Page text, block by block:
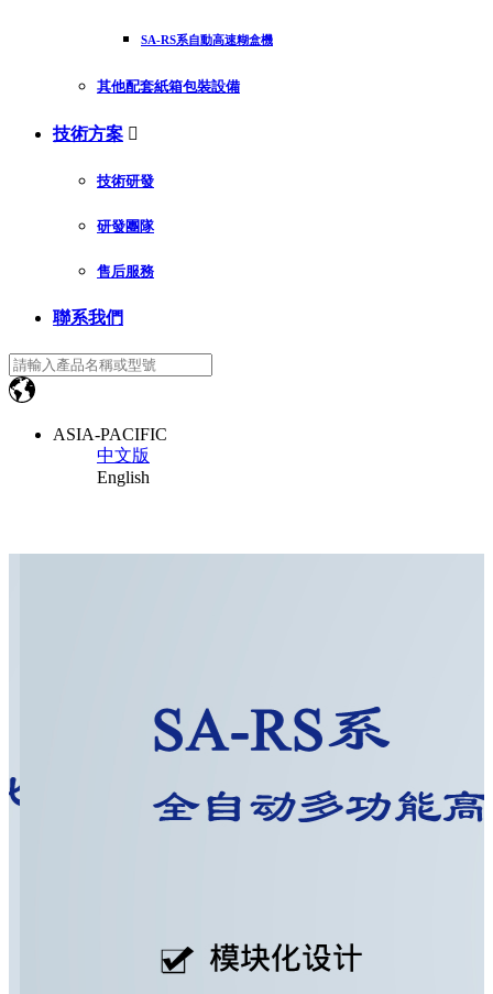
SA-RS系自動高速糊盒機
其他配套紙箱包裝設備
技術方案 
技術研發
研發團隊
售后服務
聯系我們
ASIA-PACIFIC
中文版
English